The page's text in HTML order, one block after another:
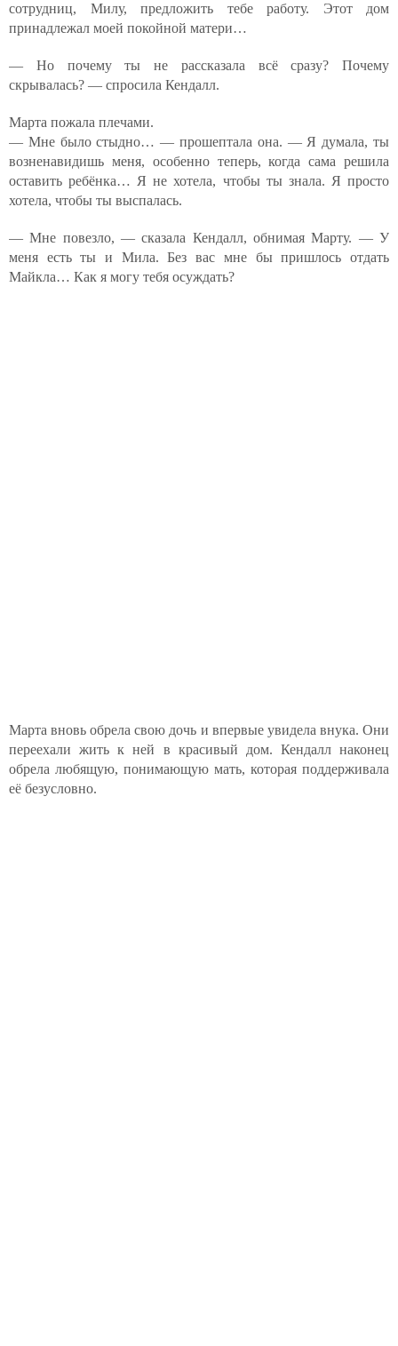
сотрудниц, Милу, предложить тебе работу. Этот дом
принадлежал моей покойной матери…
— Но почему ты не рассказала всё сразу? Почему
скрывалась? — спросила Кендалл.
Марта пожала плечами.
— Мне было стыдно… — прошептала она. — Я думала, ты
возненавидишь меня, особенно теперь, когда сама решила
оставить ребёнка… Я не хотела, чтобы ты знала. Я просто
хотела, чтобы ты выспалась.
— Мне повезло, — сказала Кендалл, обнимая Марту. — У
меня есть ты и Мила. Без вас мне бы пришлось отдать
Майкла… Как я могу тебя осуждать?
Марта вновь обрела свою дочь и впервые увидела внука. Они
переехали жить к ней в красивый дом. Кендалл наконец
обрела любящую, понимающую мать, которая поддерживала
её безусловно.